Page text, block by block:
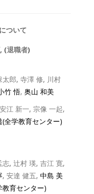
ついて
, (退職者)
太郎,寺澤 修, 川村
竹 悟,奥山 和美
安江 新一, 宗像 一起,
(全学教育センター)
志,辻村 瑛,吉江 寛,
,安達 健五,中島 美
教育センター)